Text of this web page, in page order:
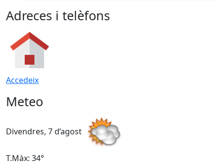
Adreces i telèfons
Accedeix
Meteo
Divendres, 7 d’agost
T.Màx: 34°